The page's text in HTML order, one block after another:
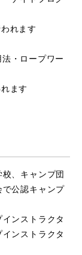
れます
・ロープワー
ます
、キャンプ団
公認キャンプ
ンストラクタ
ンストラクタ